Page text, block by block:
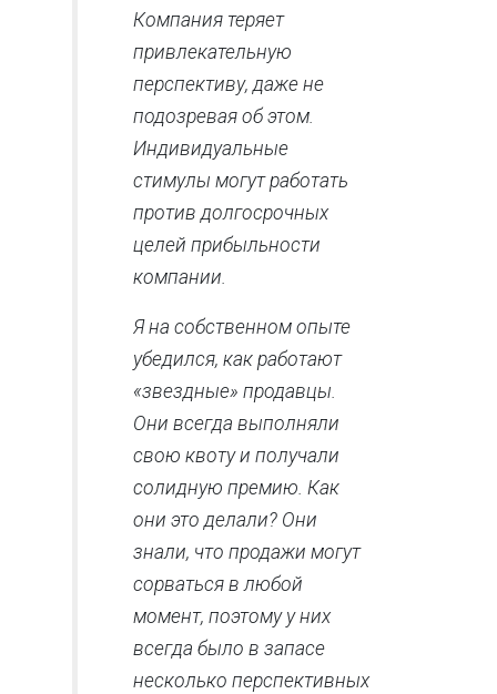
Компания теряет
привлекательную
перспективу, даже не
подозревая об этом.
Индивидуальные
стимулы могут работать
против долгосрочных
целей прибыльности
компании.
Я на собственном опыте
убедился, как работают
«звездные» продавцы.
Они всегда выполняли
свою квоту и получали
солидную премию. Как
они это делали? Они
знали, что продажи могут
сорваться в любой
момент, поэтому у них
всегда было в запасе
несколько перспективных